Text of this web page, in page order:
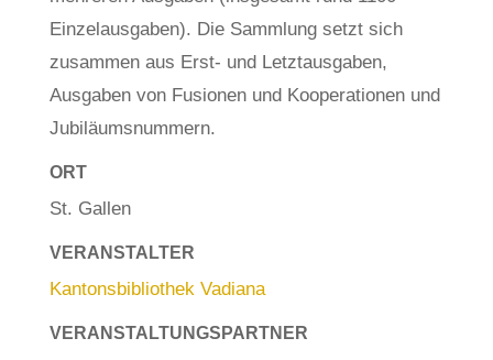
Einzelausgaben). Die Sammlung setzt sich
zusammen aus Erst- und Letztausgaben,
Ausgaben von Fusionen und Kooperationen und
Jubiläumsnummern.
ORT
St. Gallen
VERANSTALTER
Kantonsbibliothek Vadiana
VERANSTALTUNGSPARTNER